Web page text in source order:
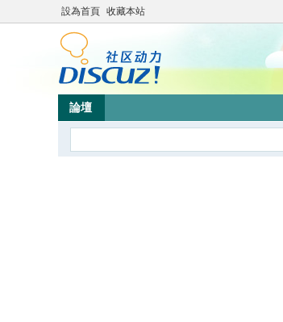
設為首頁 收藏本站
論壇